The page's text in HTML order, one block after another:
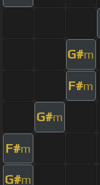
G#m
F#m
G#m
F#m
G#m